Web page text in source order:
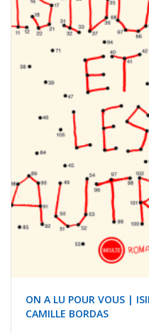
ON A LU POUR VOUS |
CAMILLE BORDAS